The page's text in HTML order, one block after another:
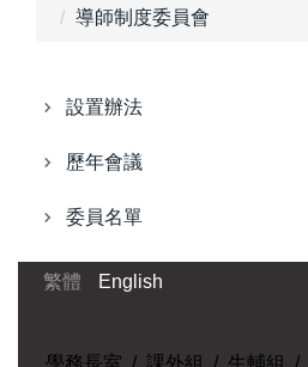
導師制度委員會
設置辦法
歷年會議
委員名單
繁體 English
學務長室 / 課外組 / 生輔組 /